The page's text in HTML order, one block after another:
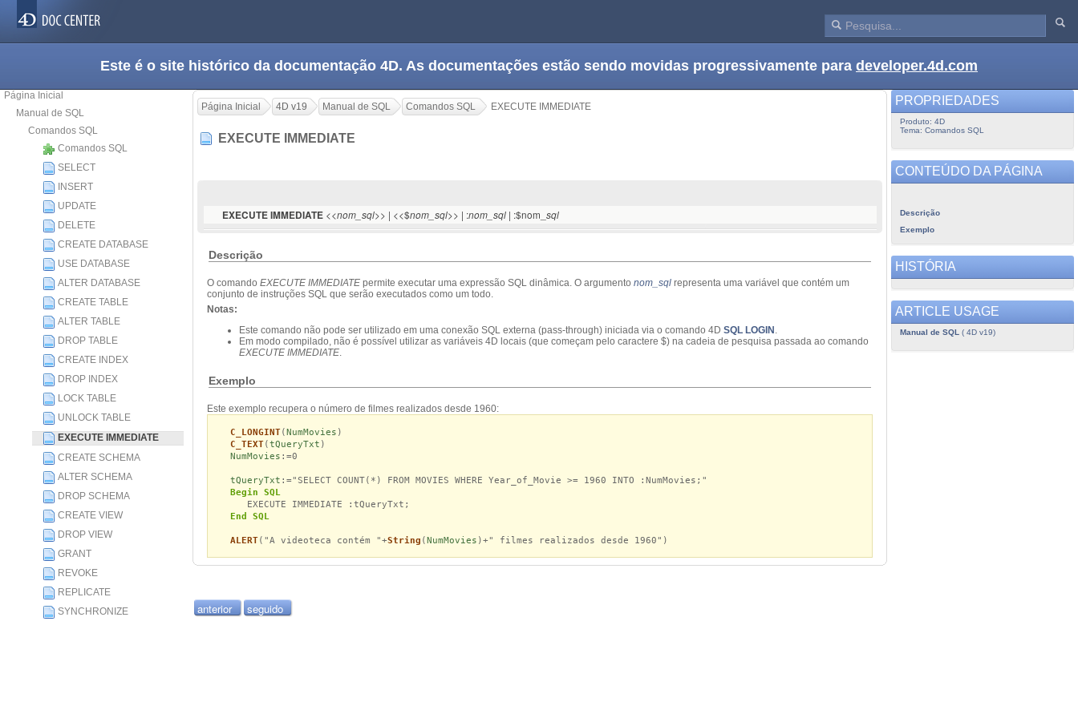
Este é o site histórico da documentação 4D. As documentações estão sendo movidas progressivamente para developer.4d.com
Página Inicial
Manual de SQL
Comandos SQL
Comandos SQL
SELECT
INSERT
UPDATE
DELETE
CREATE DATABASE
USE DATABASE
ALTER DATABASE
CREATE TABLE
ALTER TABLE
DROP TABLE
CREATE INDEX
DROP INDEX
LOCK TABLE
UNLOCK TABLE
EXECUTE IMMEDIATE
CREATE SCHEMA
ALTER SCHEMA
DROP SCHEMA
CREATE VIEW
DROP VIEW
GRANT
REVOKE
REPLICATE
SYNCHRONIZE
Página Inicial 4D v19 Manual de SQL Comandos SQL EXECUTE IMMEDIATE
EXECUTE IMMEDIATE
EXECUTE IMMEDIATE <<nom_sql>> | <<$nom_sql>> | :nom_sql | :$nom_ sql
Descrição
O comando EXECUTE IMMEDIATE permite executar uma expressão SQL dinâmica. O argumento nom_sql representa uma variável que contém um
conjunto de instruções SQL que serão executados como um todo.
Notas:
Este comando não pode ser utilizado em uma conexão SQL externa (pass-through) iniciada via o comando 4D SQL LOGIN .
Em modo compilado, não é possível utilizar as variáveis 4D locais (que começam pelo caractere $) na cadeia de pesquisa passada ao comando
EXECUTE IMMEDIATE.
Exemplo
Este exemplo recupera o número de filmes realizados desde 1960:
C_LONGINT(NumMovies )
C_TEXT(tQueryTxt )
NumMovies :=0
tQueryTxt :="SELECT COUNT(*) FROM MOVIES WHERE Year_of_Movie >= 1960 INTO :NumMovies;"
Begin SQL
EXECUTE IMMEDIATE :tQueryTxt;
End SQL
ALERT("A videoteca contém "+String (NumMovies )+" filmes realizados desde 1960")
anterior seguido
PROPRIEDADES
Produto: 4D
Tema: Comandos SQL
CONTEÚDO DA PÁGINA
Descrição
Exemplo
HISTÓRIA
ARTICLE USAGE
Manual de SQL ( 4D v19)